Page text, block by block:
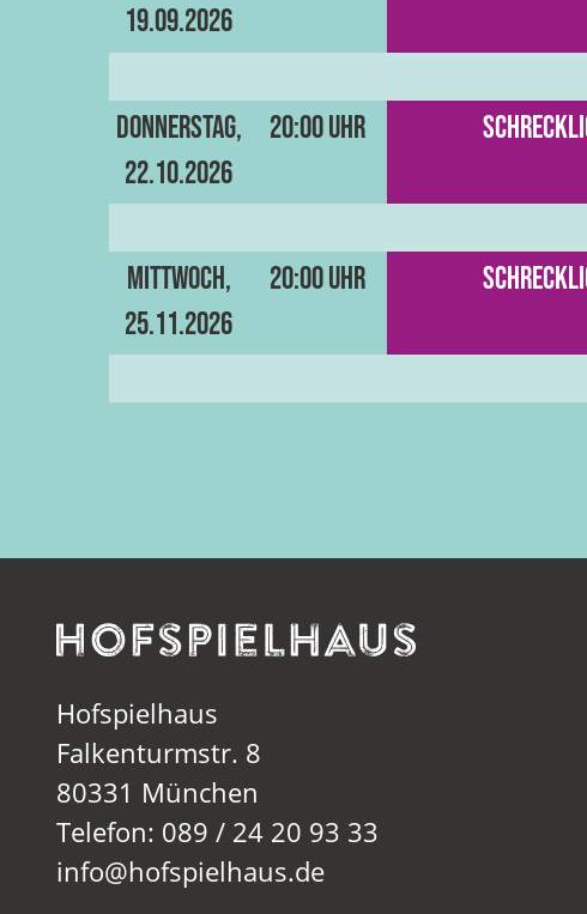
19.09.2026
Donnerstag,
22.10.2026
20:00 Uhr
Mittwoch,
25.11.2026
20:00 Uhr
Hofspielhaus
Falkenturmstr. 8
80331 München
Telefon: 089 / 24 20 93 33
info@hofspielhaus.de